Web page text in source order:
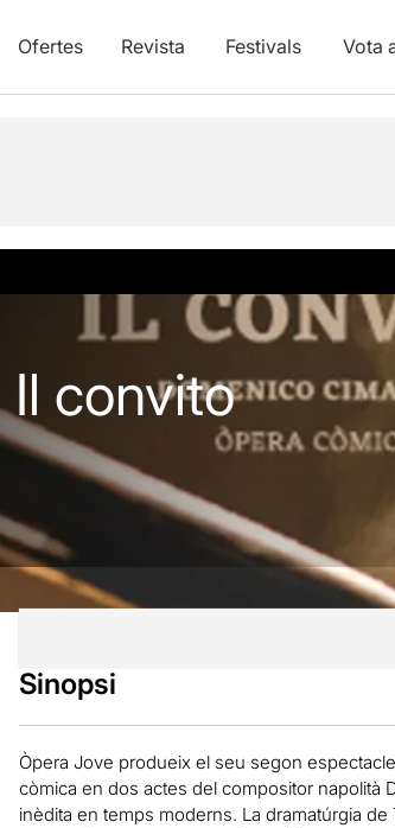
Ofertes Revista Festivals Vota
convito
Sinopsi
Òpera Jove produeix el seu segon
còmica en dos actes del compositor napolità
inèdita en temps moderns. La dramatúrgia